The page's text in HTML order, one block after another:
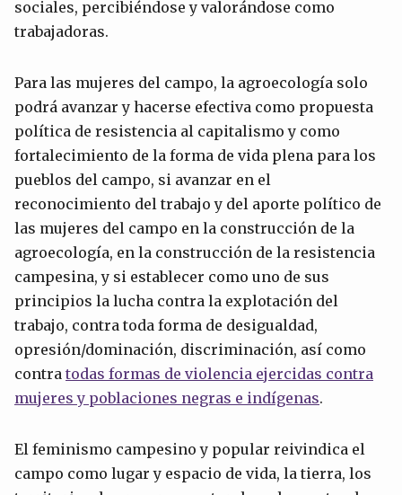
sociales, percibiéndose y valorándose como
trabajadoras.
Para las mujeres del campo, la agroecología solo
podrá avanzar y hacerse efectiva como propuesta
política de resistencia al capitalismo y como
fortalecimiento de la forma de vida plena para los
pueblos del campo, si avanzar en el
reconocimiento del trabajo y del aporte político de
las mujeres del campo en la construcción de la
agroecología, en la construcción de la resistencia
campesina, y si establecer como uno de sus
principios la lucha contra la explotación del
trabajo, contra toda forma de desigualdad,
opresión/dominación, discriminación, así como
contra todas formas de violencia ejercidas contra
mujeres y poblaciones negras e indígenas.
El feminismo campesino y popular reivindica el
campo como lugar y espacio de vida, la tierra, los